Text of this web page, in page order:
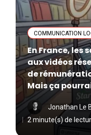
COMMUNICATION
En France, les
aux vidéos
de
Mais ça
Jonathan Le
2 minute(s) de